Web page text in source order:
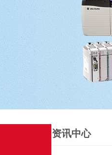
资讯中心